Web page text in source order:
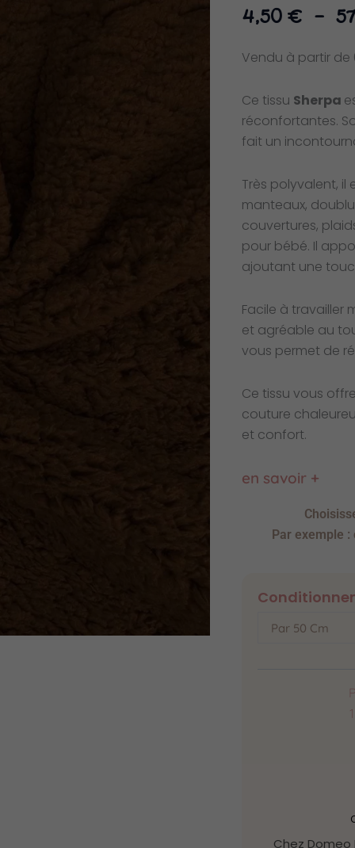
4,50 € –
Vendu à partir de
Ce tissu Sherpa
réconfortantes.
fait un
Très polyvalent,
manteaux,
couvertures,
pour bébé. Il
ajoutant une
Facile à travailler
et agréable au
vous permet de
Ce tissu vous
couture
et confort.
en savoir +
Par exemple
Chez